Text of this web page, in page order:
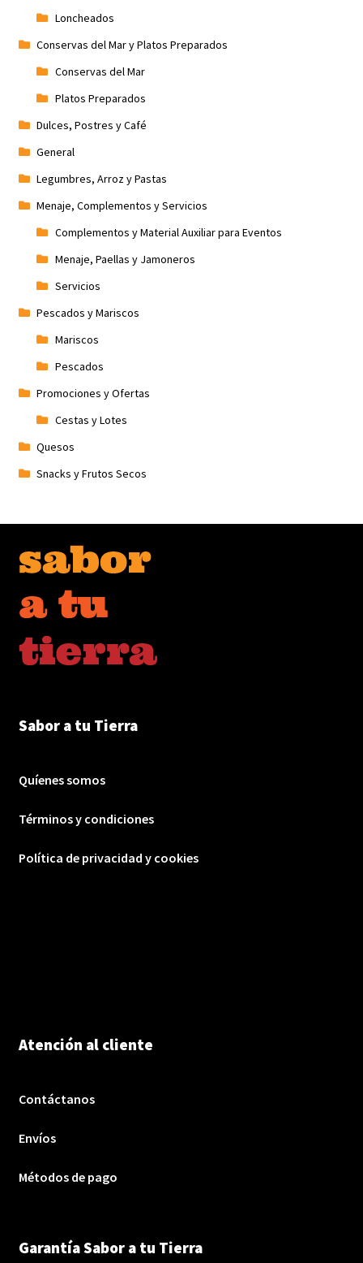
Loncheados
Conservas del Mar y Platos Preparados
Conservas del Mar
Platos Preparados
Dulces, Postres y Café
General
Legumbres, Arroz y Pastas
Menaje, Complementos y Servicios
Complementos y Material Auxiliar para Eventos
Menaje, Paellas y Jamoneros
Servicios
Pescados y Mariscos
Mariscos
Pescados
Promociones y Ofertas
Cestas y Lotes
Quesos
Snacks y Frutos Secos
Sabor a tu Tierra
Quíenes somos
Términos y condiciones
Política de privacidad y cookies
Atención al cliente
Contáctanos
Envíos
Métodos de pago
Garantía Sabor a tu Tierra